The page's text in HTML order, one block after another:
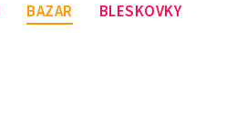
BAZAR BLESKOVKY